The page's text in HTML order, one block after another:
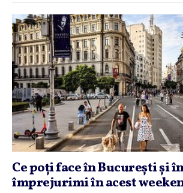
Ce poţi face în Bucureşti şi
împrejurimi în acest